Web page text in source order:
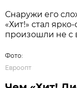
Снаружи его
«Хит!» стал
произошли не с